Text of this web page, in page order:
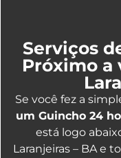
Serviços
Próximo a
Se você fez a
um Guincho 24
está logo
Laranjeiras – BA e